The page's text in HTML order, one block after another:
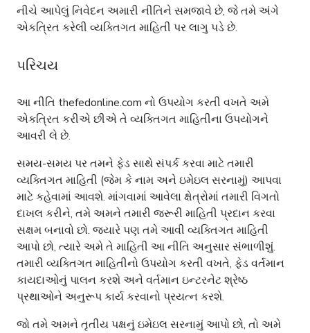
નીચે આપેલું નિવેદન અમારી નીતિને સમજાવે છે, જે તમે અંગે
એકત્રિત કરેલી વ્યક્તિગત માહિતી પર લાગુ પડે છે.
પરિચય
આ નીતિ thefedonline.com નો ઉપયોગ કરતી વખતે અમે
એકત્રિત કરીએ છીએ તે વ્યક્તિગત માહિતીના ઉપયોગને
આવરી લે છે.
સમય-સમય પર તમને ફેડ સાથે સંપર્ક કરવા માટે તમારી
વ્યક્તિગત માહિતી (જેમ કે નામ અને ઇમેઇલ સરનામું) આપવા
માટે કહેવામાં આવશે. માંગવામાં આવેલા ક્ષેત્રોમાં તમારી વિગતો
દાખલ કરીને, તમે અમને તમારી જરૂરી માહિતી પ્રદાન કરવા
સક્ષમ બનાવો છો. જ્યારે પણ તમે આવી વ્યક્તિગત માહિતી
આપો છો, ત્યારે અમે તે માહિતી આ નીતિ અનુસાર સંભાળીશું.
તમારી વ્યક્તિગત માહિતીનો ઉપયોગ કરતી વખતે, ફેડ વર્તમાન
કાયદાઓનું પાલન કરશે અને વર્તમાન ઇન્ટરનેટ શ્રેષ્ઠ
પ્રથાઓને અનુરૂપ કાર્ય કરવાનો પ્રયત્ન કરશે.
જો તમે અમને તૃતીય પક્ષનું ઇમેઇલ સરનામું આપો છો, તો અમે